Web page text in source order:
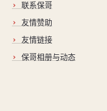
联系保哥
友情赞助
友情链接
保哥相册与动态